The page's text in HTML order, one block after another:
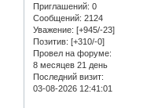
Приглашений: 0
Сообщений: 2124
Уважение: [+945/-23]
Позитив: [+310/-0]
Провел на форуме:
8 месяцев 21 день
Последний визит:
03-08-2026 12:41:01